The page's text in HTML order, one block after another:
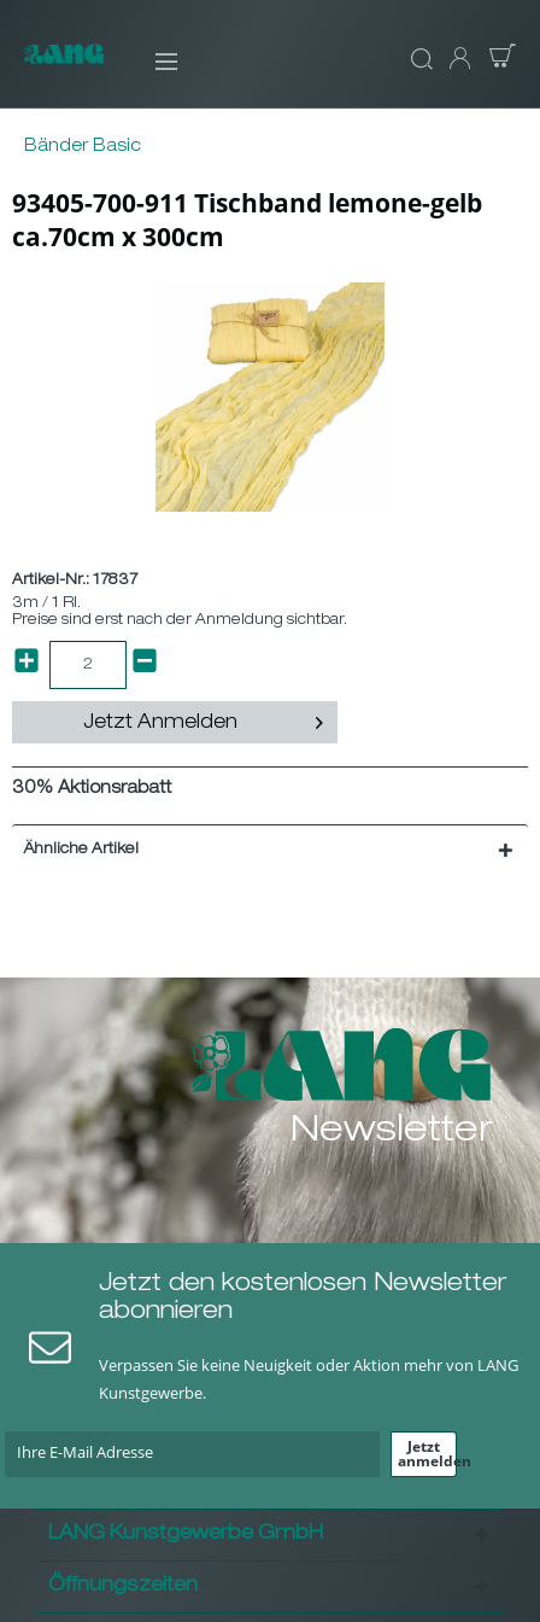
Bänder Basic
93405-700-911 Tischband lemone-gelb
ca.70cm x 300cm
Artikel-Nr.: 17837
3m / 1 Rl.
Preise sind erst nach der Anmeldung sichtbar.
Jetzt Anmelden
30% Aktionsrabatt
Ähnliche Artikel
Newsletter
Jetzt den kostenlosen Newsletter
abonnieren
Verpassen Sie keine Neuigkeit oder Aktion mehr von LANG
Kunstgewerbe.
Jetzt
anmelden
LANG Kunstgewerbe GmbH
Öffnungszeiten